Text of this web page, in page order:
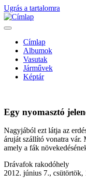
Ugrás a tartalomra
navigáció
Címlap
Albumok
Vasutak
Járművek
Képtár
Egy nyomasztó
Nagyjából ezt látja az
áruját szállító vonatra vár.
amely a fák
Helyszín
(képaláírás
Drávafok rakodóhely
2012. június 7., csütörtök,